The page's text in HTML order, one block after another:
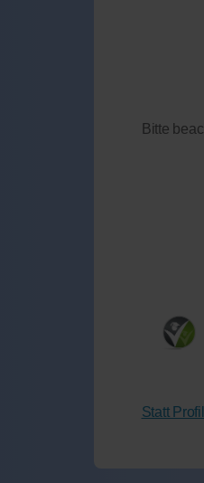
Bitte
Statt